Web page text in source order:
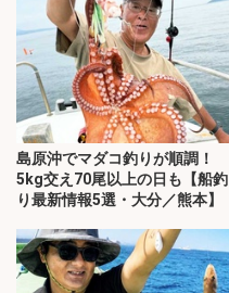
島原沖でマダコ釣りが順調！
5kg交え70尾以上の日も【船釣
り最新情報5選・大分／熊本】